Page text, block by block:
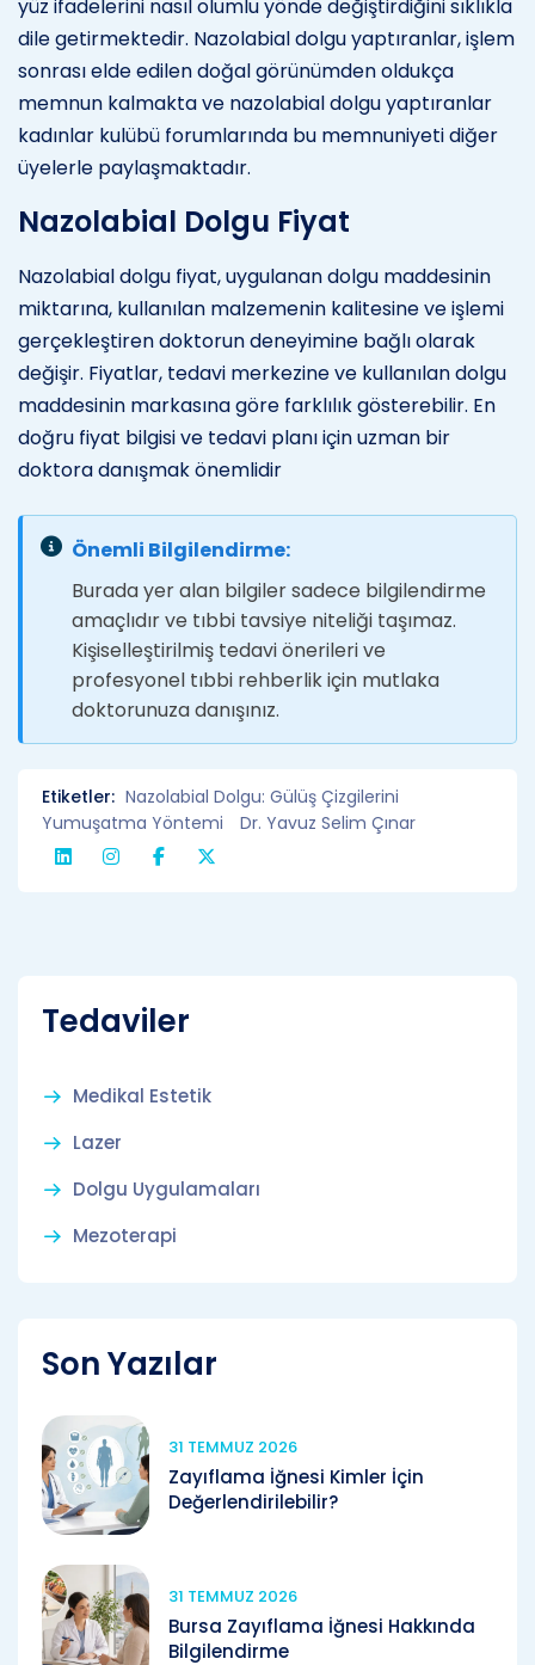
yüz ifadelerini nasıl olumlu yönde değiştirdiğini sıklıkla
dile getirmektedir. Nazolabial dolgu yaptıranlar, işlem
sonrası elde edilen doğal görünümden oldukça
memnun kalmakta ve nazolabial dolgu yaptıranlar
kadınlar kulübü forumlarında bu memnuniyeti diğer
üyelerle paylaşmaktadır.
Nazolabial Dolgu Fiyat
Nazolabial dolgu fiyat, uygulanan dolgu maddesinin
miktarına, kullanılan malzemenin kalitesine ve işlemi
gerçekleştiren doktorun deneyimine bağlı olarak
değişir. Fiyatlar, tedavi merkezine ve kullanılan dolgu
maddesinin markasına göre farklılık gösterebilir. En
doğru fiyat bilgisi ve tedavi planı için uzman bir
doktora danışmak önemlidir
Önemli Bilgilendirme:
Burada yer alan bilgiler sadece bilgilendirme
amaçlıdır ve tıbbi tavsiye niteliği taşımaz.
Kişiselleştirilmiş tedavi önerileri ve
profesyonel tıbbi rehberlik için mutlaka
doktorunuza danışınız.
Etiketler: Nazolabial Dolgu: Gülüş Çizgilerini
Yumuşatma Yöntemi
Dr. Yavuz Selim Çınar
Tedaviler
Medikal Estetik
Lazer
Dolgu Uygulamaları
Mezoterapi
Son Yazılar
31 TEMMUZ 2026
Zayıflama İğnesi Kimler İçin
Değerlendirilebilir?
31 TEMMUZ 2026
Bursa Zayıflama İğnesi Hakkında
Bilgilendirme